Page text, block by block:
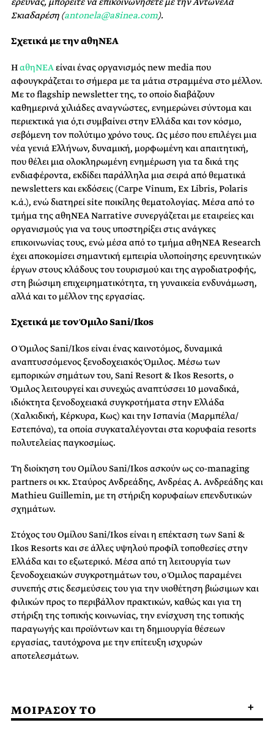
Σκιαδαρέση (antonela@a8inea.com).
Σχετικά με την αθηΝΕΑ
ΗαθηΝΕΑείναι ένας οργανισμός new media που
αφουγκράζεται το σήμερα με τα μάτια στραμμένα στο μέλλον.
Με το flagship newsletter της, το οποίο διαβάζουν
καθημερινά χιλιάδες αναγνώστες, ενημερώνει σύντομα και
περιεκτικά για ό,τι συμβαίνει στην Ελλάδα και τον κόσμο,
σεβόμενη τον πολύτιμο χρόνο τους. Ως μέσο που επιλέγει μια
νέα γενιά Ελλήνων, δυναμική, μορφωμένη και απαιτητική,
που θέλει μια ολοκληρωμένη ενημέρωση για τα δικά της
ενδιαφέροντα, εκδίδει παράλληλα μια σειρά από θεματικά
newsletters και εκδόσεις (Carpe Vinum, Ex Libris, Polaris
κ.ά.), ενώ διατηρεί site ποικίλης θεματολογίας. Μέσα από το
τμήμα της αθηΝΕΑ Narrative συνεργάζεται με εταιρείες και
οργανισμούς για να τους υποστηρίξει στις ανάγκες
επικοινωνίας τους, ενώ μέσα από το τμήμα αθηΝΕΑ Research
έχει αποκομίσει σημαντική εμπειρία υλοποίησης ερευνητικών
έργων στους κλάδους του τουρισμού και της αγροδιατροφής,
στη βιώσιμη επιχειρηματικότητα, τη γυναικεία ενδυνάμωση,
αλλά και το μέλλον της εργασίας.
ΣχετικάμετονΌμιλοSani/Ikos
Ο Όμιλος Sani/Ikos είναι ένας καινοτόμος, δυναμικά
αναπτυσσόμενος ξενοδοχειακός Όμιλος. Μέσω των
εμπορικών σημάτων του, Sani Resort & Ikos Resorts, o
Όμιλος λειτουργεί και συνεχώς αναπτύσσει 10 μοναδικά,
ιδιόκτητα ξενοδοχειακά συγκροτήματα στην Ελλάδα
(Χαλκιδική, Κέρκυρα, Κως) και την Ισπανία (Μαρμπέλα/
Εστεπόνα), τα οποία συγκαταλέγονται στα κορυφαία resorts
πολυτελείας παγκοσμίως.
Τη διοίκηση του Ομίλου Sani/Ikos ασκούν ως co-managing
partners οι κκ. Σταύρος Ανδρεάδης, Ανδρέας Α. Ανδρεάδης και
Mathieu Guillemin, με τη στήριξη κορυφαίων επενδυτικών
σχημάτων.
Στόχος του Ομίλου Sani/Ikos είναι η επέκταση των Sani &
Ikos Resorts και σε άλλες υψηλού προφίλ τοποθεσίες στην
Ελλάδα και το εξωτερικό. Μέσα από τη λειτουργία των
ξενοδοχειακών συγκροτημάτων του, ο Όμιλος παραμένει
συνεπής στις δεσμεύσεις του για την υιοθέτηση βιώσιμων και
φιλικών προς το περιβάλλον πρακτικών, καθώς και για τη
στήριξη της τοπικής κοινωνίας, την ενίσχυση της τοπικής
παραγωγής και προϊόντων και τη δημιουργία θέσεων
εργασίας, ταυτόχρονα με την επίτευξη ισχυρών
αποτελεσμάτων.
ΜΟΙΡΑΣΟΥ ΤΟ